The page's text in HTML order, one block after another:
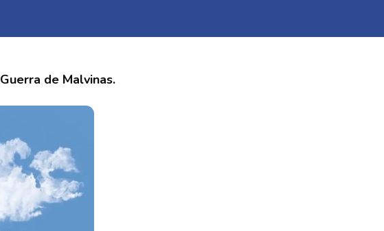
Guerra de Malvinas.